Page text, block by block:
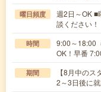
曜日頻度
週2日～OK ■
談ください！
時間
9:00～18:00
OK！早番
期間
【8月中の
2～3日後に